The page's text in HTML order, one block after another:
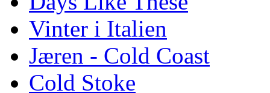
Vinter i Italien
Jæren - Cold Coast
Cold Stoke